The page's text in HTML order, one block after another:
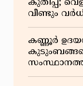
കുതിപ്പ്;
വീണ്ടും
1,10,920
കണ്ണൂർ
കുടുംബങ്ങളെ
ജാഗ്രത